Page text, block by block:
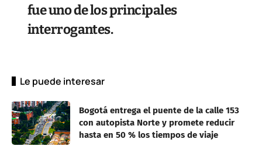
fue uno de los principales
interrogantes.
Le puede interesar
Bogotá entrega el puente de la calle 153
con autopista Norte y promete reducir
hasta en 50 % los tiempos de viaje